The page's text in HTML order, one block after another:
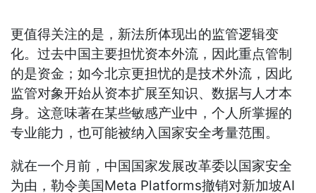
更值得关注的是，新法所体现出的监管逻辑变
化。过去中国主要担忧资本外流，因此重点管制
的是资金；如今北京更担忧的是技术外流，因此
监管对象开始从资本扩展至知识、数据与人才本
身。这意味著在某些敏感产业中，个人所掌握的
专业能力，也可能被纳入国家安全考量范围。
就在一个月前，中国国家发展改革委以国家安全
为由，勒令美国Meta Platforms撤销对新加坡AI